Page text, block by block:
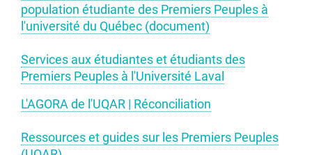
population étudiante des Premiers Peuples à
l'université du Québec (document)
Services aux étudiantes et étudiants des
Premiers Peuples à l'Université Laval
L'AGORA de l'UQAR | Réconciliation
Ressources et guides sur les Premiers Peuples